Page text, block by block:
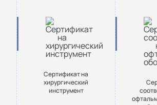
Сертификат на
хирургический
инструмент